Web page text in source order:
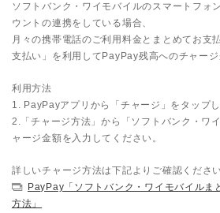
ソフトバンク・ワイモバイルのスマートフォ
ウントの連携をしている場合、
月々の携帯電話のご利用料金とまとめてお支
支払い」を利用してPayPay残高へのチャージ
利用方法
1. PayPayアプリから「チャージ」をタップし
2.「チャージ方法」から「ソフトバンク・ワ
ャージ金額を入力してください。
詳しいチャージ方法は下記よりご確認ください
PayPay「ソフトバンク・ワイモバイルま
方法」